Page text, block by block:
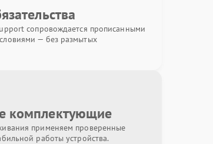
сопровождается прописанными
— без размытых
комплектующие
применяем проверенные
работы устройства.